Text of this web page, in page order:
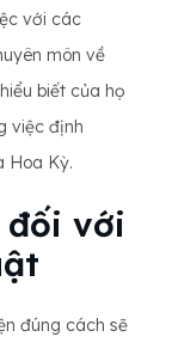
với các
môn về
biết của họ
việc định
Hoa Kỳ.
đối với
đúng cách sẽ